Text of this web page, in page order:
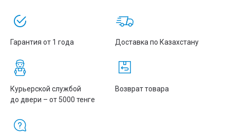
12 В постоянного тока, 1 А
Рабочая Температура
С нагрузкой: ≤ 100 Вт
Гарантия от 1 года Доставка по Казахстану
Курьерской службой
до двери – от 5000 тенге
Возврат товара